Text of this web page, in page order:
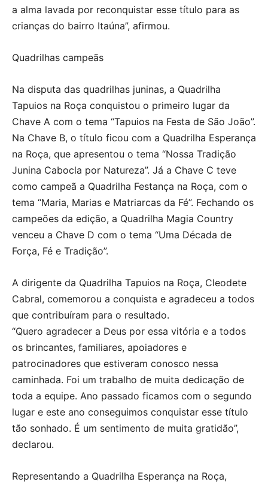
a alma lavada por reconquistar esse título para as
crianças do bairro Itaúna”, afirmou.
Quadrilhas campeãs
Na disputa das quadrilhas juninas, a Quadrilha
Tapuios na Roça conquistou o primeiro lugar da
Chave A com o tema “Tapuios na Festa de São João”.
Na Chave B, o título ficou com a Quadrilha Esperança
na Roça, que apresentou o tema “Nossa Tradição
Junina Cabocla por Natureza”. Já a Chave C teve
como campeã a Quadrilha Festança na Roça, com o
tema “Maria, Marias e Matriarcas da Fé”. Fechando os
campeões da edição, a Quadrilha Magia Country
venceu a Chave D com o tema “Uma Década de
Força, Fé e Tradição”.
A dirigente da Quadrilha Tapuios na Roça, Cleodete
Cabral, comemorou a conquista e agradeceu a todos
que contribuíram para o resultado.
“Quero agradecer a Deus por essa vitória e a todos
os brincantes, familiares, apoiadores e
patrocinadores que estiveram conosco nessa
caminhada. Foi um trabalho de muita dedicação de
toda a equipe. Ano passado ficamos com o segundo
lugar e este ano conseguimos conquistar esse título
tão sonhado. É um sentimento de muita gratidão”,
declarou.
Representando a Quadrilha Esperança na Roça,